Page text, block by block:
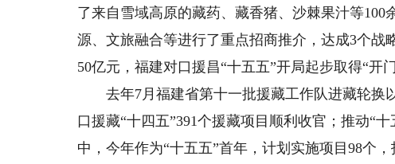
了来自雪域高原的藏药、藏香猪、沙棘果汁等
源、文旅融合等进行了重点招商推介，达成3个
50亿元，福建对口援昌“十五五”开局起步取得“开门
去年7月福建省第十一批援藏工作队进藏轮换
口援藏“十四五”391个援藏项目顺利收官；推动“
中，今年作为“十五五”首年，计划实施项目98个，